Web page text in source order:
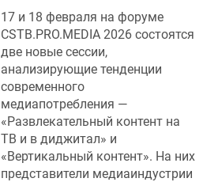
17 и 18 февраля на форуме
CSTB.PRO.MEDIA 2026 состоятся
две новые сессии,
анализирующие тенденции
современного
медиапотребления —
«Развлекательный контент на
ТВ и в диджитал» и
«Вертикальный контент». На них
представители медиаиндустрии